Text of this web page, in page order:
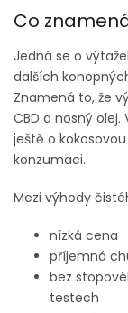
Co
Jedná se o
dalších
Znamená to, že
CBD a nosný
ještě o
konzumaci.
Mezi výhody
nízká cena
příjemná
bez
testech